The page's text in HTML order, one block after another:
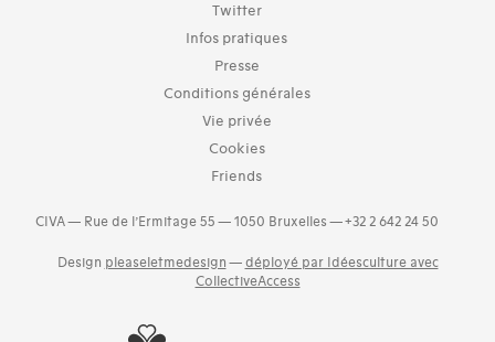
and 24 more
Dates
Twitter
Infos pratiques
Presse
Conditions générales
Vie privée
Cookies
Friends
CIVA — Rue de l’Ermitage 55 — 1050 Bruxelles — +32 2 642 24 50
Design pleaseletmedesign — déployé par Idéesculture avec
CollectiveAccess